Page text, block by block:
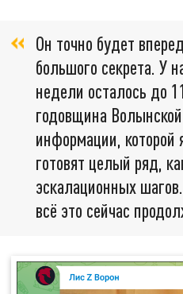
Он точно будет
большого секрета. У
недели осталось до
годовщина
информации, которой
готовят целый ряд,
эскалационных
всё это сейчас